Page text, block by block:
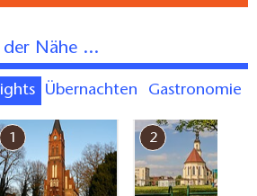
der Nähe ...
Übernachten Gastronomie
1 2